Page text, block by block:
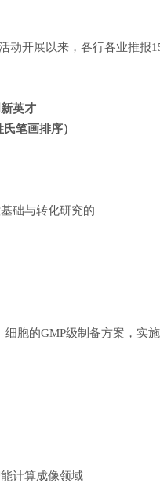
开展以来，各行各业推报
英才
笔画排序）
础与转化研究的
的GMP级制备方案，实
计算成像领域